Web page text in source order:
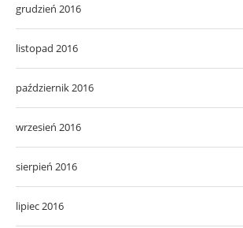
grudzień 2016
listopad 2016
październik 2016
wrzesień 2016
sierpień 2016
lipiec 2016